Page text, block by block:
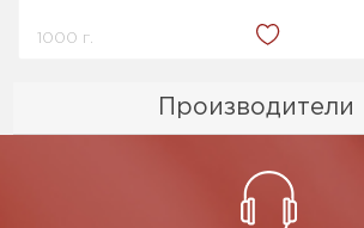
Производители
1000 г.